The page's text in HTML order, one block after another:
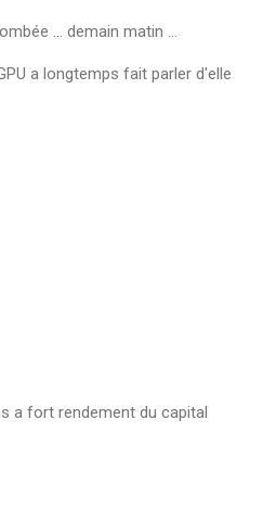
... demain matin ...
a longtemps fait parler d'elle
a fort rendement du capital